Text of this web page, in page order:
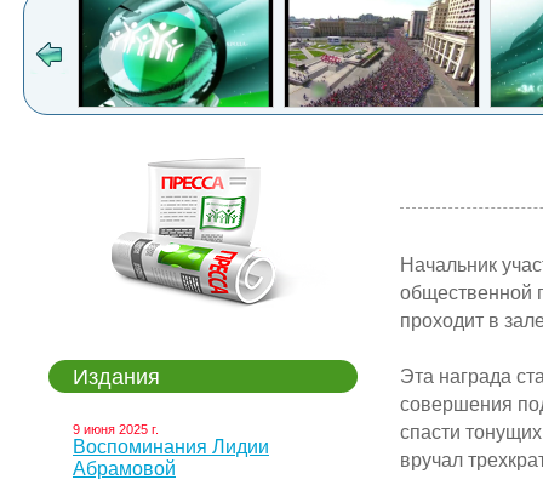
Издания
9 июня 2025 г.
Воспоминания Лидии
Абрамовой
Начальник
общественной
проходит в
Эта награда
совершения
спасти
вручал